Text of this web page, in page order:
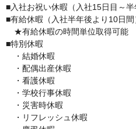
■入社お祝い休暇（入社15日目～半
■有給休暇（入社半年後より10日間
★有給休暇の時間単位取得可能
■特別休暇
・結婚休暇
・配偶出産休暇
・看護休暇
・学校行事休暇
・災害時休暇
・リフレッシュ休暇